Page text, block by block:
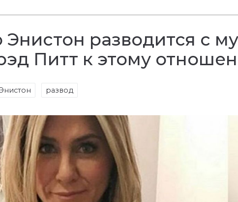
разводится с
Питт к этому
развод